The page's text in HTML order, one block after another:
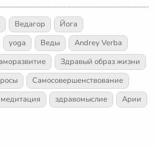
Ведагор
Йога
yoga Веды
Andrey Verba
Здравый образ жизни
Самосовершенствование
медитация здравомыслие
Арии